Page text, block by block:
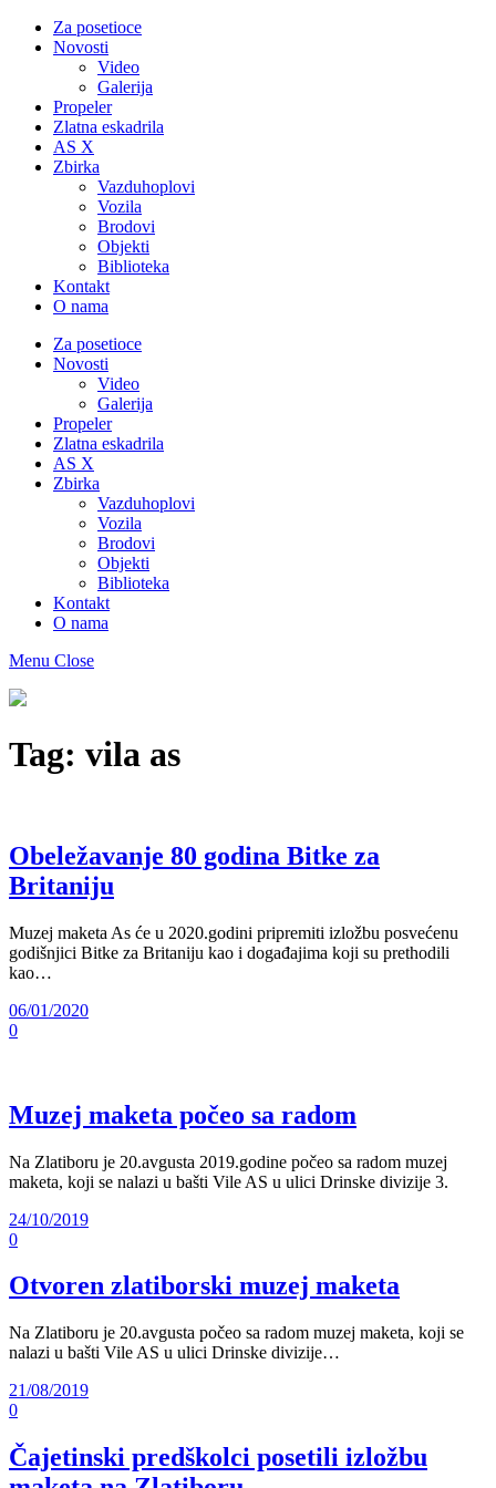
Za posetioce
Novosti
Video
Galerija
Propeler
Zlatna eskadrila
AS X
Zbirka
Vazduhoplovi
Vozila
Brodovi
Objekti
Biblioteka
Kontakt
O nama
Za posetioce
Novosti
Video
Galerija
Propeler
Zlatna eskadrila
AS X
Zbirka
Vazduhoplovi
Vozila
Brodovi
Objekti
Biblioteka
Kontakt
O nama
Menu Close
Muzej
Tag: vila as
Obeležavanje 80 godina Bitke za
Britaniju
Muzej maketa As će u 2020.godini pripremiti izložbu posvećenu
godišnjici Bitke za Britaniju kao i događajima koji su prethodili
kao…
06/01/2020
0
Muzej maketa počeo sa radom
Na Zlatiboru je 20.avgusta 2019.godine počeo sa radom muzej
maketa, koji se nalazi u bašti Vile AS u ulici Drinske divizije 3.
24/10/2019
0
Otvoren zlatiborski muzej maketa
Na Zlatiboru je 20.avgusta počeo sa radom muzej maketa, koji se
nalazi u bašti Vile AS u ulici Drinske divizije…
21/08/2019
0
Čajetinski predškolci posetili izložbu